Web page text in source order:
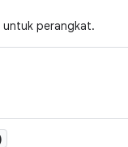
perangkat.